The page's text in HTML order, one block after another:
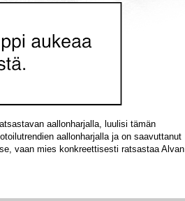
aallonharjalla, luulisi tämän
aallonharjalla ja on saavuttanut
vaan mies konkreettisesti ratsastaa Alvan